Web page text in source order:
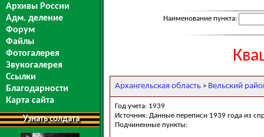
Архивы России
Адм. деление
Форум
Файлы
Фотогалерея
Звукогалерея
Ссылки
Благодарности
Карта сайта
Узнать солдата
Наименование пункта:
Архангельская область > Вельский
Год учета: 1939
Источник: Данные переписи 1939 года из
Подчиненные пункты: